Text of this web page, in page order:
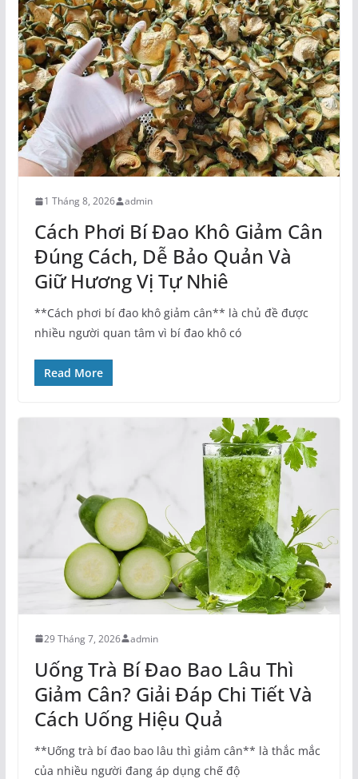
1 Tháng 8, 2026 admin
Cách Phơi Bí Đao Khô Giảm Cân
Đúng Cách, Dễ Bảo Quản Và
Giữ Hương Vị Tự Nhiê
**Cách phơi bí đao khô giảm cân** là chủ đề được
nhiều người quan tâm vì bí đao khô có
Read More
29 Tháng 7, 2026 admin
Uống Trà Bí Đao Bao Lâu Thì
Giảm Cân? Giải Đáp Chi Tiết Và
Cách Uống Hiệu Quả
**Uống trà bí đao bao lâu thì giảm cân** là thắc mắc
của nhiều người đang áp dụng chế độ